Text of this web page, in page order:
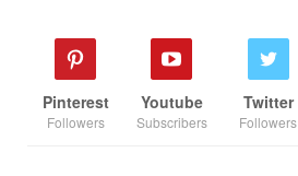
Twitter
Followers
Youtube
Subscribers
Pinterest
Followers